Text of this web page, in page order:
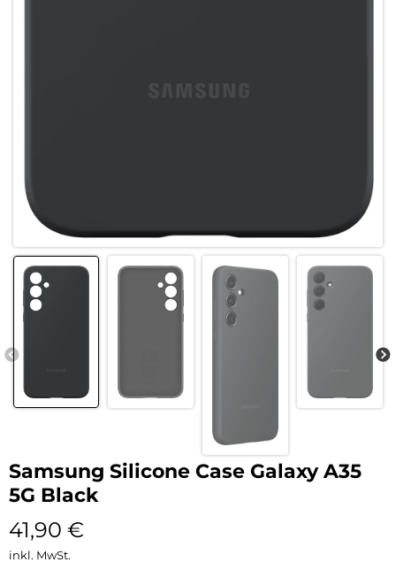
Samsung Silicone Case Galaxy A35
5G Black
41,90 €
inkl. MwSt.